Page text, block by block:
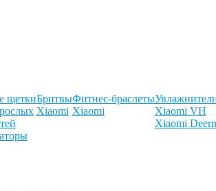
щеткиБритвы
Xiaomi
Фитнес-браслеты
Xiaomi
Xiaomi VH
Xiaomi